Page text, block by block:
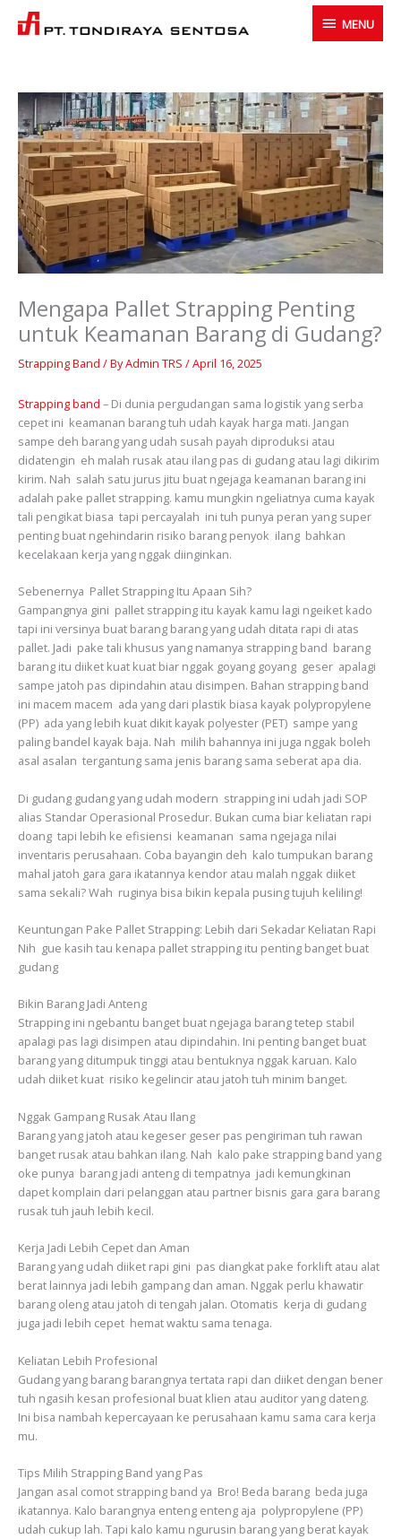
MENU
MENU
Mengapa Pallet Strapping Penting
untuk Keamanan Barang di Gudang?
Strapping Band / ByAdmin TRS /April 16, 2025
Strapping band – Di dunia pergudangan sama logistik yang serba
cepet ini keamanan barang tuh udah kayak harga mati. Jangan
sampe deh barang yang udah susah payah diproduksi atau
didatengin eh malah rusak atau ilang pas di gudang atau lagi dikirim
kirim. Nah salah satu jurus jitu buat ngejaga keamanan barang ini
adalah pake pallet strapping. kamu mungkin ngeliatnya cuma kayak
tali pengikat biasa tapi percayalah ini tuh punya peran yang super
penting buat ngehindarin risiko barang penyok ilang bahkan
kecelakaan kerja yang nggak diinginkan.
Sebenernya Pallet Strapping Itu Apaan Sih?
Gampangnya gini pallet strapping itu kayak kamu lagi ngeiket kado
tapi ini versinya buat barang barang yang udah ditata rapi di atas
pallet. Jadi pake tali khusus yang namanya strapping band barang
barang itu diiket kuat kuat biar nggak goyang goyang geser apalagi
sampe jatoh pas dipindahin atau disimpen. Bahan strapping band
ini macem macem ada yang dari plastik biasa kayak polypropylene
(PP) ada yang lebih kuat dikit kayak polyester (PET) sampe yang
paling bandel kayak baja. Nah milih bahannya ini juga nggak boleh
asal asalan tergantung sama jenis barang sama seberat apa dia.
Di gudang gudang yang udah modern strapping ini udah jadi SOP
alias Standar Operasional Prosedur. Bukan cuma biar keliatan rapi
doang tapi lebih ke efisiensi keamanan sama ngejaga nilai
inventaris perusahaan. Coba bayangin deh kalo tumpukan barang
mahal jatoh gara gara ikatannya kendor atau malah nggak diiket
sama sekali? Wah ruginya bisa bikin kepala pusing tujuh keliling!
Keuntungan Pake Pallet Strapping: Lebih dari Sekadar Keliatan Rapi
Nih gue kasih tau kenapa pallet strapping itu penting banget buat
gudang
Bikin Barang Jadi Anteng
Strapping ini ngebantu banget buat ngejaga barang tetep stabil
apalagi pas lagi disimpen atau dipindahin. Ini penting banget buat
barang yang ditumpuk tinggi atau bentuknya nggak karuan. Kalo
udah diiket kuat risiko kegelincir atau jatoh tuh minim banget.
Nggak Gampang Rusak Atau Ilang
Barang yang jatoh atau kegeser geser pas pengiriman tuh rawan
banget rusak atau bahkan ilang. Nah kalo pake strapping band yang
oke punya barang jadi anteng di tempatnya jadi kemungkinan
dapet komplain dari pelanggan atau partner bisnis gara gara barang
rusak tuh jauh lebih kecil.
Kerja Jadi Lebih Cepet dan Aman
Barang yang udah diiket rapi gini pas diangkat pake forklift atau alat
berat lainnya jadi lebih gampang dan aman. Nggak perlu khawatir
barang oleng atau jatoh di tengah jalan. Otomatis kerja di gudang
juga jadi lebih cepet hemat waktu sama tenaga.
Keliatan Lebih Profesional
Gudang yang barang barangnya tertata rapi dan diiket dengan bener
tuh ngasih kesan profesional buat klien atau auditor yang dateng.
Ini bisa nambah kepercayaan ke perusahaan kamu sama cara kerja
mu.
Tips Milih Strapping Band yang Pas
Jangan asal comot strapping band ya Bro! Beda barang beda juga
ikatannya. Kalo barangnya enteng enteng aja polypropylene (PP)
udah cukup lah. Tapi kalo kamu ngurusin barang yang berat kayak